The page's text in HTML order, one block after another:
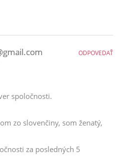
spoločnosti.
zo slovenčiny, som ženatý,
za posledných 5
ODPOVEDAŤ